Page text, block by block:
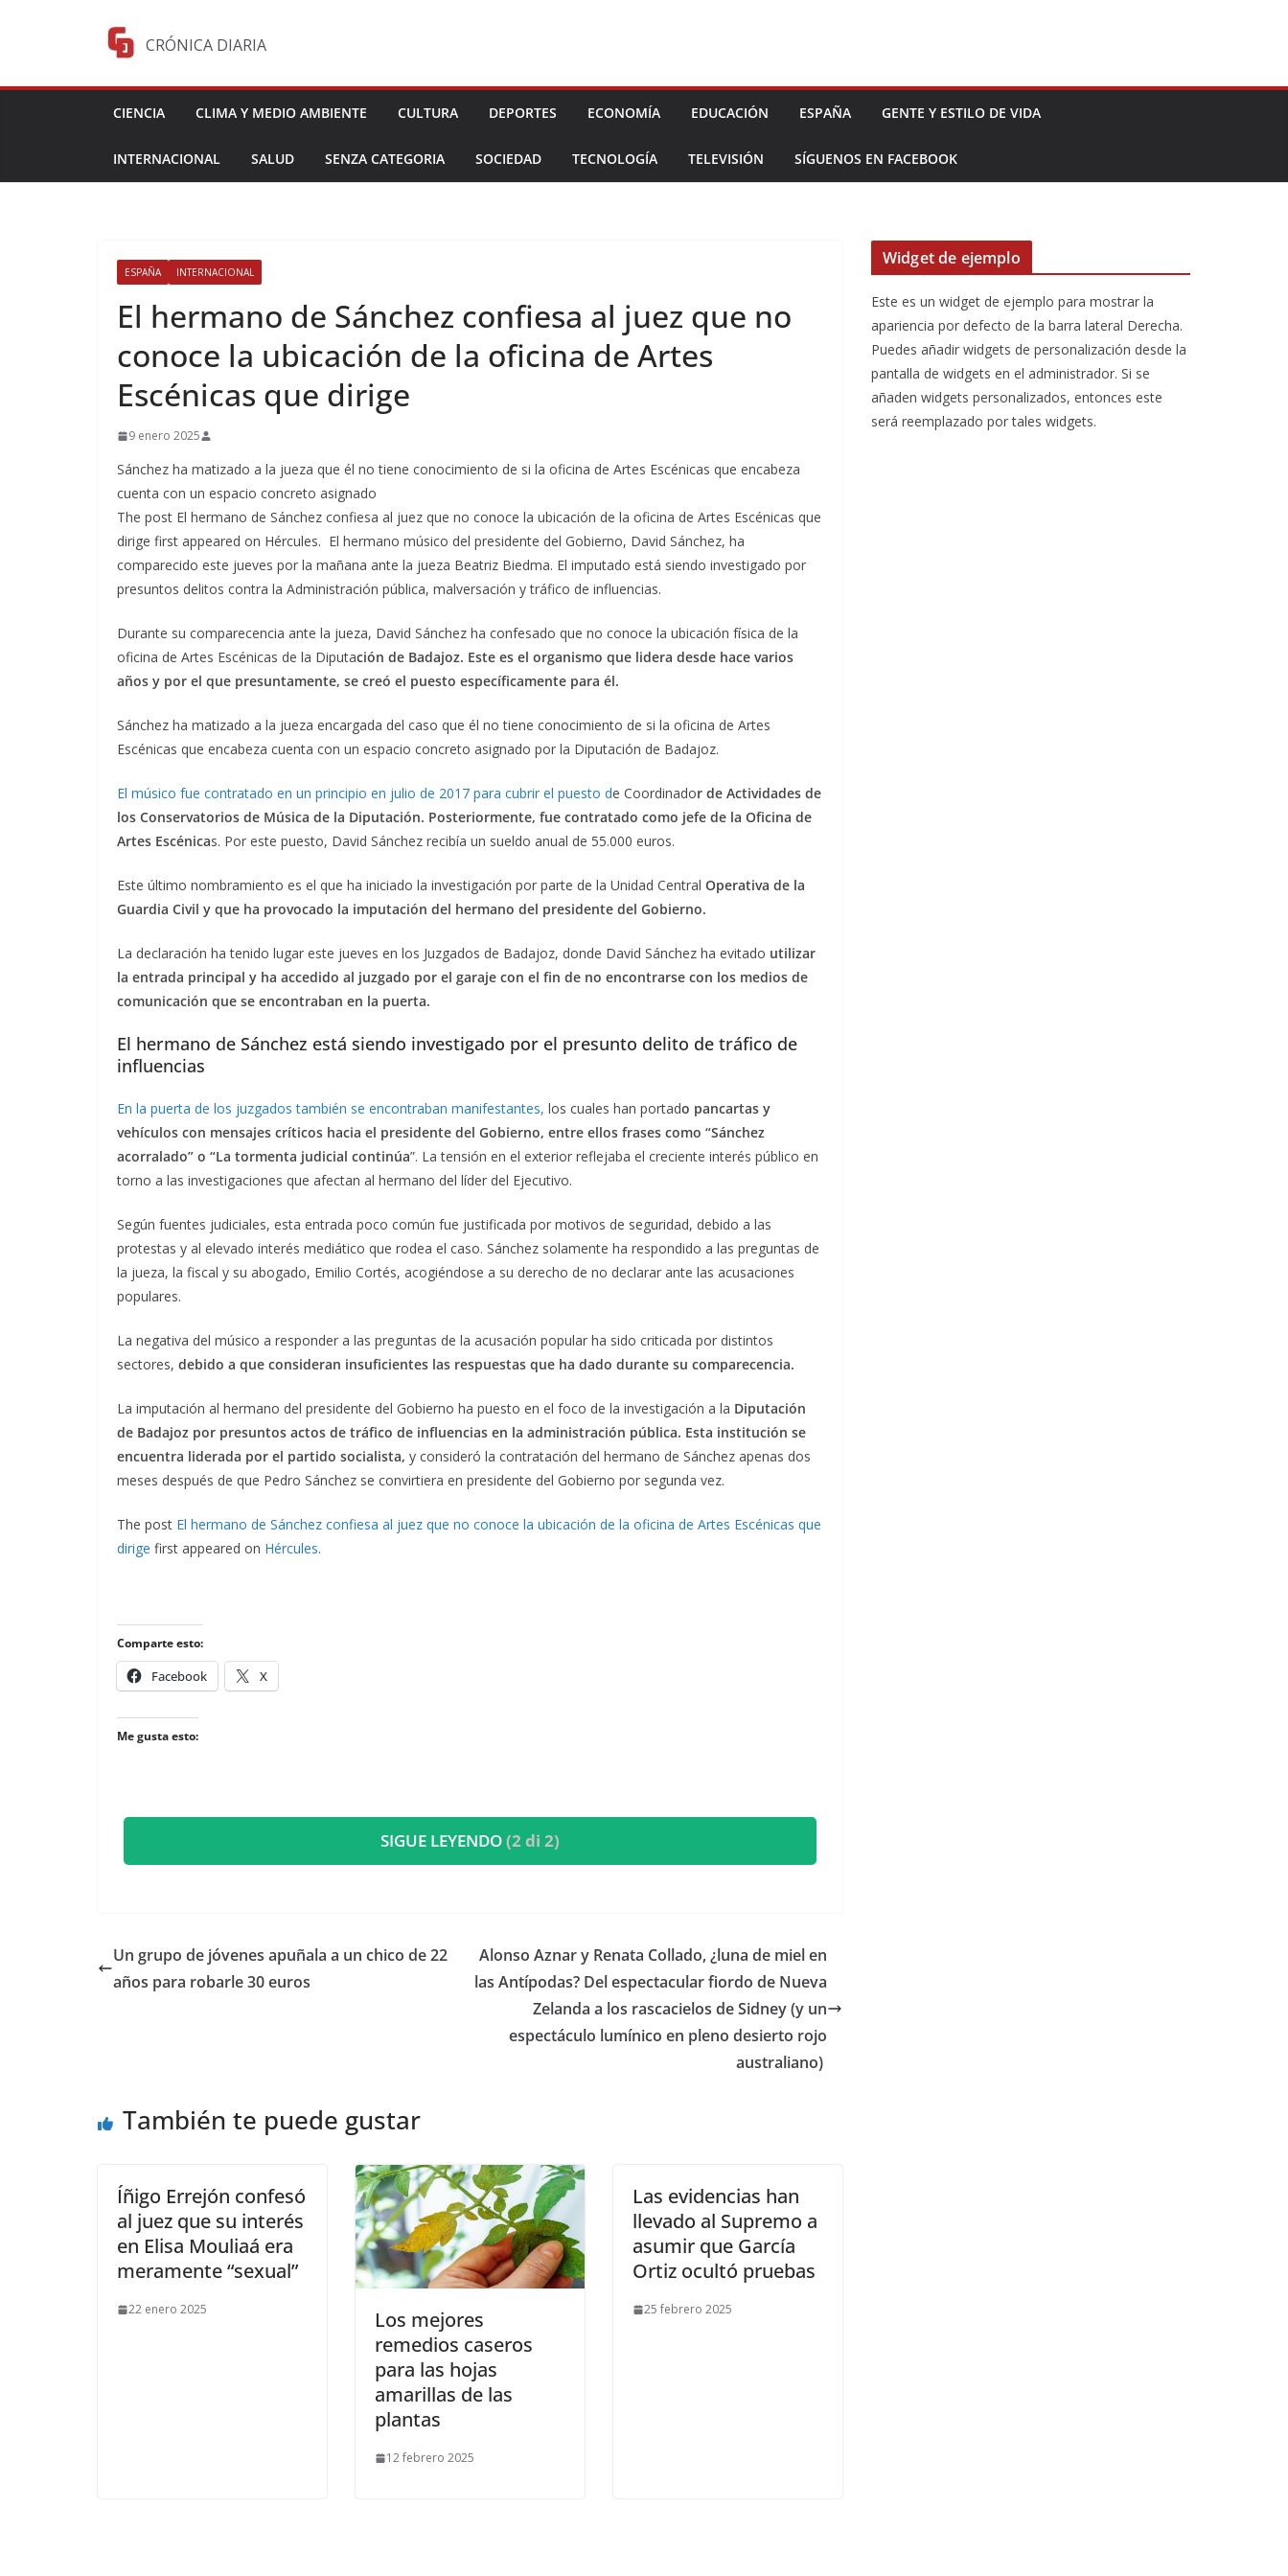
CRÓNICA DIARIA
CIENCIA CLIMA Y MEDIO AMBIENTE CULTURA DEPORTES ECONOMÍA EDUCACIÓN ESPAÑA GENTE Y ESTILO DE VIDA
INTERNACIONAL SALUD SENZA CATEGORIA SOCIEDAD TECNOLOGÍA TELEVISIÓN SÍGUENOS EN FACEBOOK
ESPAÑA INTERNACIONAL
El hermano de Sánchez confiesa al juez que no
conoce la ubicación de la oficina de Artes
Escénicas que dirige
9 enero 2025
Sánchez ha matizado a la jueza que él no tiene conocimiento de si la oficina de Artes Escénicas que encabeza
cuenta con un espacio concreto asignado
The post El hermano de Sánchez confiesa al juez que no conoce la ubicación de la oficina de Artes Escénicas que
dirige first appeared on Hércules. El hermano músico del presidente del Gobierno, David Sánchez, ha
comparecido este jueves por la mañana ante la jueza Beatriz Biedma. El imputado está siendo investigado por
presuntos delitos contra la Administración pública, malversación y tráfico de influencias.
Durante su comparecencia ante la jueza, David Sánchez ha confesado que no conoce la ubicación física de la
oficina de Artes Escénicas de la Diputación de Badajoz. Este es el organismo que lidera desde hace varios
años y por el que presuntamente, se creó el puesto específicamente para él.
Sánchez ha matizado a la jueza encargada del caso que él no tiene conocimiento de si la oficina de Artes
Escénicas que encabeza cuenta con un espacio concreto asignado por la Diputación de Badajoz.
El músico fue contratado en un principio en julio de 2017 para cubrir el puesto de Coordinador de Actividades de
los Conservatorios de Música de la Diputación. Posteriormente, fue contratado como jefe de la Oficina de
Artes Escénicas. Por este puesto, David Sánchez recibía un sueldo anual de 55.000 euros.
Este último nombramiento es el que ha iniciado la investigación por parte de la Unidad Central Operativa de la
Guardia Civil y que ha provocado la imputación del hermano del presidente del Gobierno.
La declaración ha tenido lugar este jueves en los Juzgados de Badajoz, donde David Sánchez ha evitado utilizar
la entrada principal y ha accedido al juzgado por el garaje con el fin de no encontrarse con los medios de
comunicación que se encontraban en la puerta.
El hermano de Sánchez está siendo investigado por el presunto delito de tráfico de
influencias
En la puerta de los juzgados también se encontraban manifestantes, los cuales han portado pancartas y
vehículos con mensajes críticos hacia el presidente del Gobierno, entre ellos frases como “Sánchez
acorralado” o “La tormenta judicial continúa”. La tensión en el exterior reflejaba el creciente interés público en
torno a las investigaciones que afectan al hermano del líder del Ejecutivo.
Según fuentes judiciales, esta entrada poco común fue justificada por motivos de seguridad, debido a las
protestas y al elevado interés mediático que rodea el caso. Sánchez solamente ha respondido a las preguntas de
la jueza, la fiscal y su abogado, Emilio Cortés, acogiéndose a su derecho de no declarar ante las acusaciones
populares.
La negativa del músico a responder a las preguntas de la acusación popular ha sido criticada por distintos
sectores, debido a que consideran insuficientes las respuestas que ha dado durante su comparecencia.
La imputación al hermano del presidente del Gobierno ha puesto en el foco de la investigación a la Diputación
de Badajoz por presuntos actos de tráfico de influencias en la administración pública. Esta institución se
encuentra liderada por el partido socialista, y consideró la contratación del hermano de Sánchez apenas dos
meses después de que Pedro Sánchez se convirtiera en presidente del Gobierno por segunda vez.
The post El hermano de Sánchez confiesa al juez que no conoce la ubicación de la oficina de Artes Escénicas que
dirige first appeared on Hércules.
Comparte esto:
Facebook X
Me gusta esto:
SIGUE LEYENDO(2 di 2)
Un grupo de jóvenes apuñala a un chico de 22
años para robarle 30 euros
​Alonso Aznar y Renata Collado, ¿luna de miel en
las Antípodas? Del espectacular fiordo de Nueva
Zelanda a los rascacielos de Sidney (y un
espectáculo lumínico en pleno desierto rojo
australiano)
También te puede gustar
Íñigo Errejón confesó
al juez que su interés
en Elisa Mouliaá era
meramente “sexual”
22 enero 2025
Los mejores
remedios caseros
para las hojas
amarillas de las
plantas
12 febrero 2025
Las evidencias han
llevado al Supremo a
asumir que García
Ortiz ocultó pruebas
25 febrero 2025
Widget de ejemplo
Este es un widget de ejemplo para mostrar la
apariencia por defecto de la barra lateral Derecha.
Puedes añadir widgets de personalización desde la
pantalla de widgets en el administrador. Si se
añaden widgets personalizados, entonces este
será reemplazado por tales widgets.